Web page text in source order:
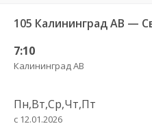
105 Калининград АВ —
7:10
Калининград АВ
Пн,Вт,Ср,Чт,Пт
с 12.01.2026